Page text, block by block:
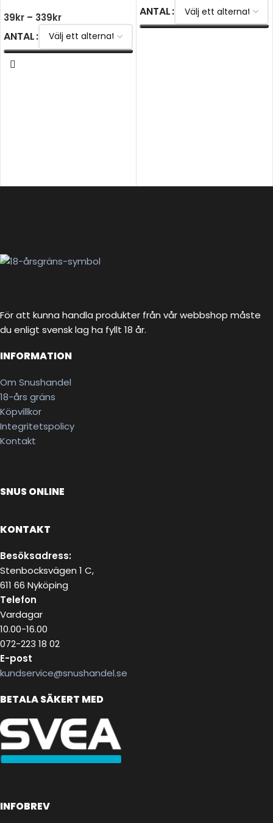
39kr – 339kr
ANTAL
VÄLJ ALTERNATIV
ANTAL
För att kunna handla produkter från vår webbshop måste
du enligt svensk lag ha fyllt 18 år.
INFORMATION
Om Snushandel
18-års gräns
Köpvillkor
Integritetspolicy
Kontakt
SNUS ONLINE
KONTAKT
Besöksadress:
Stenbocksvägen 1 C,
611 66 Nyköping
Telefon
Vardagar
10.00-16.00
072-223 18 02
E-post
kundservice@snushandel.se
BETALA SÄKERT MED
INFOBREV